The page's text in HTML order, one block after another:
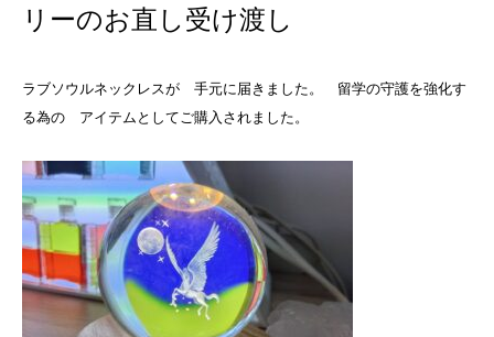
リーのお直し受け渡し
ラブソウルネックレスが 手元に届きました。 留学の守護を強化す
る為の アイテムとしてご購入されました。